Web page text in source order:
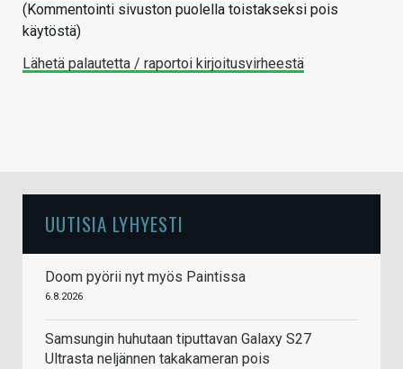
(Kommentointi sivuston puolella toistakseksi pois
käytöstä)
Lähetä palautetta / raportoi kirjoitusvirheestä
UUTISIA LYHYESTI
Doom pyörii nyt myös Paintissa
6.8.2026
Samsungin huhutaan tiputtavan Galaxy S27
Ultrasta neljännen takakameran pois